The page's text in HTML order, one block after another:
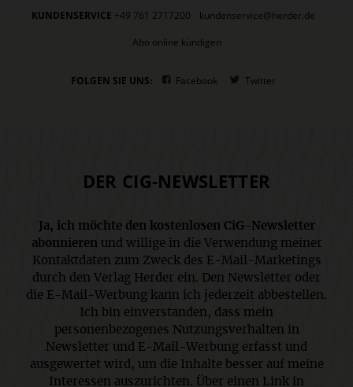
KUNDENSERVICE +49 761 2717200
kundenservice@herder.de
Abo online kündigen
FOLGEN SIE UNS: Facebook Twitter
DER CIG-NEWSLETTER
Ja, ich möchte den kostenlosen CiG-Newsletter
abonnieren und willige in die Verwendung meiner
Kontaktdaten zum Zweck des E-Mail-Marketings
durch den Verlag Herder ein. Den Newsletter oder
die E-Mail-Werbung kann ich jederzeit abbestellen.
Ich bin einverstanden, dass mein
personenbezogenes Nutzungsverhalten in
Newsletter und E-Mail-Werbung erfasst und
ausgewertet wird, um die Inhalte besser auf meine
Interessen auszurichten. Über einen Link in